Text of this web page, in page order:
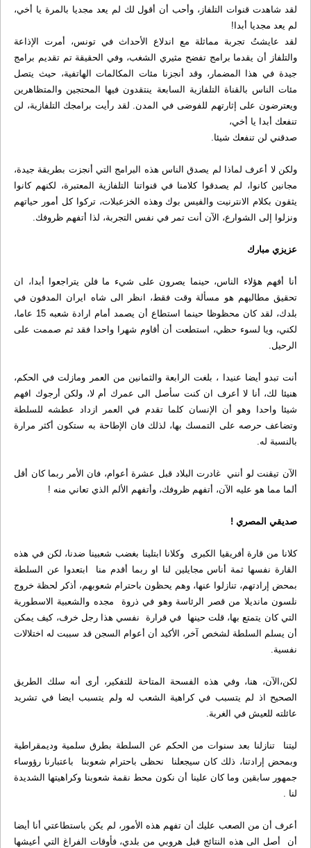
لقد شاهدت قنوات التلفاز، وأحب أن أقول لك لم يعد مجديا بالمرة يا أخي،
لم يعد مجديا أبدا!
لقد عايشتُ تجربة مماثلة مع اندلاع الأحداث في تونس، أمرت الإذاعة
والتلفاز أن يقدما برامج تفضح مثيري الشغب، وفي الحقيقة تم تقديم برامج
جيدة في هذا المضمار، وقد أنجزنا مئات المكالمات الهاتفية، حيث يتصل
مئات الناس بالقناة التلفازية السابعة ينتقدون فيها المحتجين والمتظاهرين
ويعترضون على إثارتهم للفوضى في المدن. لقد رأيت برامجك التلفازية، لن
تنفعك أبدا يا أخي،
صدقني لن تنفعك شيئا.
ولكن لا أعرف لماذا لم يصدق الناس هذه البرامج التي أنجزت بطريقة جيدة،
مجانين كانوا، لم يصدقوا كلامنا في قنواتنا التلفازية المعتبرة، لكنهم كانوا
يثقون بكلام الانترنيت والفيس بوك وهذه الخزعبلات، تركوا كل أمور حياتهم
ونزلوا إلى الشوارع، الآن أنت تمر في نفس التجربة، لذا أتفهم ظروفك.
عزيزي مبارك
أنا أفهم هؤلاء الناس، حينما يصرون على شيء ما فلن يتراجعوا أبدا، ان
تحقيق مطالبهم هو مسألة وقت فقط، انظر الى شاه ايران المدفون في
بلدك، لقد كان محظوظا حينما استطاع أن يصمد أمام ارادة شعبه 15 عاما،
لكني، ويا لسوء حظي، استطعت أن أقاوم شهرا واحدا فقد ثم صممت على
الرحيل.
أنت تبدو أيضا عنيدا ، بلغت الرابعة والثمانين من العمر ومازلت في الحكم،
هنيئا لك، أنا لا أعرف ان كنت سأصل الى عمرك أم لا، ولكن أرجوك افهم
شيئا واحدا وهو أن الإنسان كلما تقدم في العمر ازداد عطشه للسلطة
وتضاعف حرصه على التمسك بها، لذلك فان الإطاحة به ستكون أكثر مرارة
بالنسبة له.
الآن تيقنت لو أنني غادرت البلاد قبل عشرة أعوام، فان الأمر ربما كان أقل
ألما مما هو عليه الآن، أتفهم ظروفك، وأتفهم الألم الذي تعاني منه !
صديقي المصري !
كلانا من قارة أفريقيا الكبرى وكلانا ابتلينا بغضب شعبينا ضدنا، لكن في هذه
القارة نفسها ثمة أناس مجايلين لنا او ربما أقدم منا ابتعدوا عن السلطة
بمحض إرادتهم، تنازلوا عنها، وهم يحظون باحترام شعوبهم، أذكر لحظة خروج
نلسون مانديلا من قصر الرئاسة وهو في ذروة مجده والشعبية الاسطورية
التي كان يتمتع بها، قلت حينها في قرارة نفسي هذا رجل خرف، كيف يمكن
أن يسلم السلطة لشخص آخر، الأكيد أن أعوام السجن قد سببت له اختلالات
نفسية.
لكن،الآن، هنا، وفي هذه الفسحة المتاحة للتفكير، أرى أنه سلك الطريق
الصحيح اذ لم يتسبب في كراهية الشعب له ولم يتسبب ايضا في تشريد
عائلته للعيش في الغربة.
ليتنا تنازلنا بعد سنوات من الحكم عن السلطة بطرق سلمية وديمقراطية
وبمحض إرادتنا، ذلك كان سيجعلنا نحظى باحترام شعوبنا باعتبارنا رؤوساء
جمهور سابقين وما كان علينا أن نكون محط نقمة شعوبنا وكراهيتها الشديدة
لنا .
أعرف أن من الصعب عليك أن تفهم هذه الأمور، لم يكن باستطاعتي أنا أيضا
أن أصل الى هذه النتائج قبل هروبي من بلدي، فأوقات الفراغ التي أعيشها